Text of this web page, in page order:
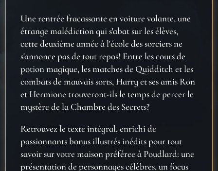
Une rentrée fracassante en voiture volante, une
étrange malédiction qui s'abat sur les élèves,
cette deuxième année à l'école des sorciers ne
s'annonce pas de tout repos! Entre les cours de
potion magique, les matches de Quidditch et les
combats de mauvais sorts, Harry et ses amis Ron
et Hermione trouveront-ils le temps de percer le
mystère de la Chambre des Secrets?
Retrouvez le texte intégral, enrichi de
passionnants bonus illustrés inédits pour tout
savoir sur votre maison préféree à Poudlard: une
présentation de personnages célèbres, un focus